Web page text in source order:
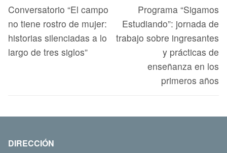
Conversatorio “El campo
no tiene rostro de mujer:
historias silenciadas a lo
largo de tres siglos”
Programa “Sigamos
Estudiando”: jornada de
trabajo sobre ingresantes
y prácticas de
enseñanza en los
primeros años
DIRECCIÓN